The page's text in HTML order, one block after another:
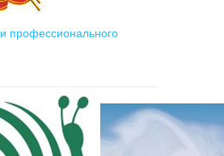
профессионального